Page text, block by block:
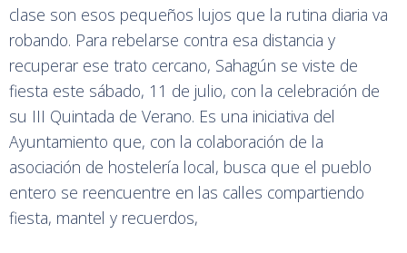
clase son esos pequeños lujos que la rutina diaria va
robando. Para rebelarse contra esa distancia y
recuperar ese trato cercano, Sahagún se viste de
fiesta este sábado, 11 de julio, con la celebración de
su III Quintada de Verano. Es una iniciativa del
Ayuntamiento que, con la colaboración de la
asociación de hostelería local, busca que el pueblo
entero se reencuentre en las calles compartiendo
fiesta, mantel y recuerdos,